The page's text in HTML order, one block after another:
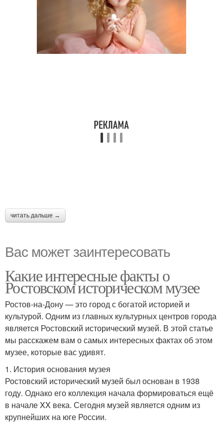
читать дальше →
Вас может заинтересовать
Какие интересные факты о
Ростовском историческом музее
Ростов-на-Дону — это город с богатой историей и
культурой. Одним из главных культурных центров города
является Ростовский исторический музей. В этой статье
мы расскажем вам о самых интересных фактах об этом
музее, которые вас удивят.
1. История основания музея
Ростовский исторический музей был основан в 1938
году. Однако его коллекция начала формироваться ещё
в начале XX века. Сегодня музей является одним из
крупнейших на юге России.